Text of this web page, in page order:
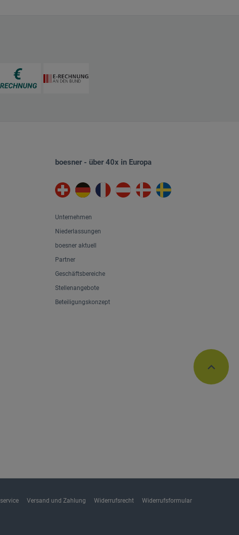
boesner - über 40x in Europa
Unternehmen
Niederlassungen
boesner aktuell
Partner
Geschäftsbereiche
Stellenangebote
Beteiligungskonzept
Versand und Zahlung Widerrufsrecht Widerrufsformular